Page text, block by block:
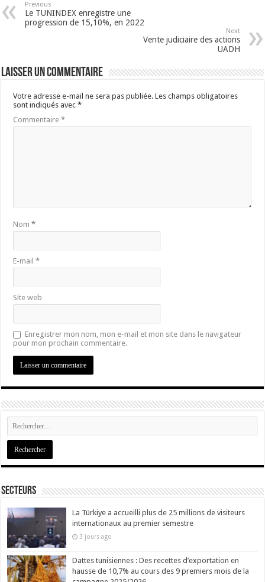
Previous
Le TUNINDEX enregistre une
progression de 15,10%, en 2022
Next
Vente judiciaire des actions
UADH
Laisser un commentaire
Votre adresse e-mail ne sera pas publiée. Les champs obligatoires
sont indiqués avec*
Commentaire*
Nom*
E-mail*
Site web
Enregistrer mon nom, mon e-mail et mon site dans le navigateur
pour mon prochain commentaire.
Secteurs
La Türkiye a accueilli plus de 25 millions de visiteurs
internationaux au premier semestre
3 jours ago
Dattes tunisiennes : Des recettes d’exportation en
hausse de 10,7% au cours des 9 premiers mois de la